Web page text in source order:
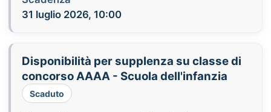
31 luglio 2026, 10:00
Disponibilità per supplenza su classe di
concorso AAAA - Scuola dell'infanzia
Scaduto